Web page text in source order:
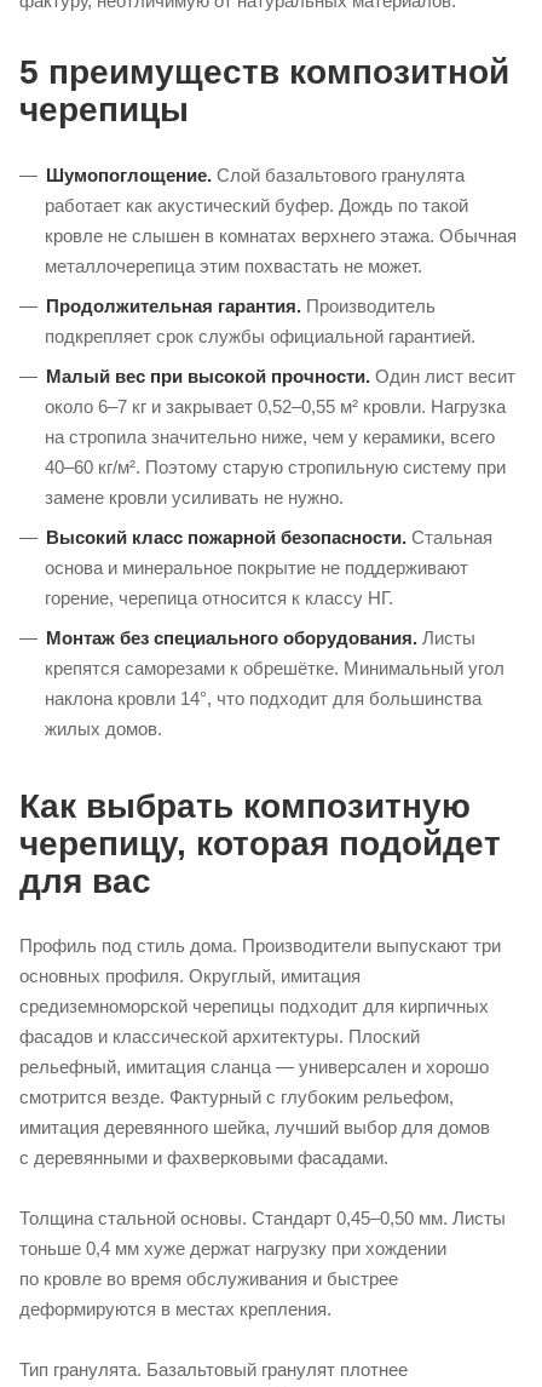
5 преимуществ композитной
черепицы
Шумопоглощение. Слой базальтового гранулята
работает как акустический буфер. Дождь по такой
кровле не слышен в комнатах верхнего этажа. Обычная
металлочерепица этим похвастать не может.
Продолжительная гарантия. Производитель
подкрепляет срок службы официальной гарантией.
Малый вес при высокой прочности. Один лист весит
около 6–7 кг и закрывает 0,52–0,55 м² кровли. Нагрузка
на стропила значительно ниже, чем у керамики, всего
40–60 кг/м². Поэтому старую стропильную систему при
замене кровли усиливать не нужно.
Высокий класс пожарной безопасности. Стальная
основа и минеральное покрытие не поддерживают
горение, черепица относится к классу НГ.
Монтаж без специального оборудования. Листы
крепятся саморезами к обрешётке. Минимальный угол
наклона кровли 14°, что подходит для большинства
жилых домов.
Как выбрать композитную
черепицу, которая подойдет
для вас
Профиль под стиль дома. Производители выпускают три
основных профиля. Округлый, имитация
средиземноморской черепицы подходит для кирпичных
фасадов и классической архитектуры. Плоский
рельефный, имитация сланца — универсален и хорошо
смотрится везде. Фактурный с глубоким рельефом,
имитация деревянного шейка, лучший выбор для домов
с деревянными и фахверковыми фасадами.
Толщина стальной основы. Стандарт 0,45–0,50 мм. Листы
тоньше 0,4 мм хуже держат нагрузку при хождении
по кровле во время обслуживания и быстрее
деформируются в местах крепления.
Тип гранулята. Базальтовый гранулят плотнее